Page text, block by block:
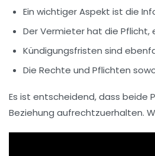
Ein wichtiger Aspekt ist die
Der Vermieter hat die Pflicht,
Kündigungsfristen sind
Die Rechte und Pflichten
Es ist entscheidend, dass beide
Beziehung aufrechtzuerhalten.